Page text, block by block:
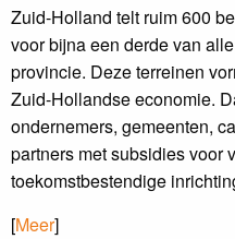
Zuid-Holland telt ruim 600
voor bijna een derde van
provincie. Deze terreinen
Zuid-Hollandse economie.
ondernemers, gemeenten,
partners met subsidies voor
toekomstbestendige
[Meer]